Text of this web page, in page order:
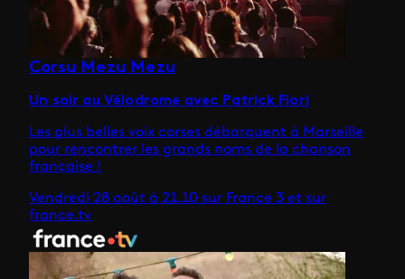
Corsu Mezu Mezu
Un soir au Vélodrome avec Patrick Fiori
Les plus belles voix corses débarquent à Marseille
pour rencontrer les grands noms de la chanson
française !
Vendredi 28 août à 21.10 sur France 3 et sur
france.tv